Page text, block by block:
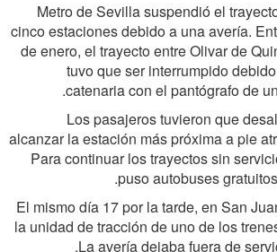
Metro de Sevilla suspendió el
cinco estaciones debido a una avería.
de enero, el trayecto entre Olivar de
tuvo que ser interrumpido
catenaria con el pantógrafo de
Los pasajeros tuvieron que
alcanzar la estación más próxima a pie
Para continuar los trayectos sin
puso autobuses
El mismo día 17 por la tarde, en San
la unidad de tracción de uno de los
La avería dejaba fuera de